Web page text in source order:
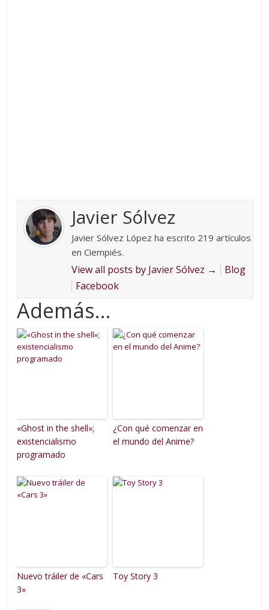
Javier Sólvez
Javier Sólvez López ha escrito 219 artículos
en Ciempiés.
View all posts by Javier Sólvez →
Blog
Facebook
Además...
«Ghost in the shell»;
existencialismo
programado
¿Con qué comenzar en
el mundo del Anime?
Nuevo tráiler de «Cars
3»
Toy Story 3